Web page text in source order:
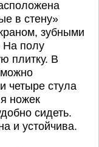
в стену»
зубными
На полу
плитку. В
можно
четыре стула
ножек
сидеть.
и устойчива.